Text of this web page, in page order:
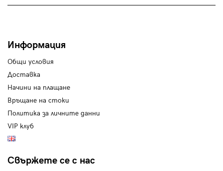
Информация
Общи условия
Доставка
Начини на плащане
Връщане на стоки
Политика за личните данни
VIP клуб
Свържете се с нас